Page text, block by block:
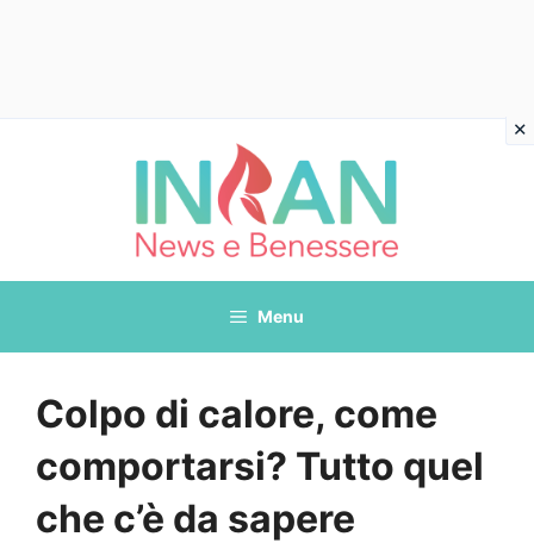
Menu
Colpo di calore, come
comportarsi? Tutto quel
che c’è da sapere